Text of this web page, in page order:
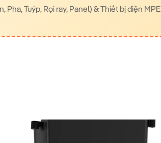
Tuýp, Rọi ray, Panel) & Thiết bị điện MPE